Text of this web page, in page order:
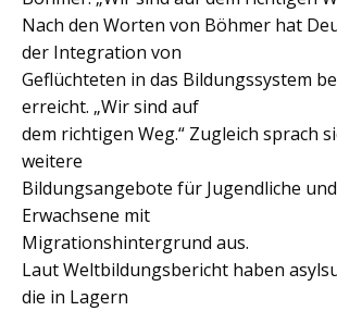
Nach den Worten von Böhmer hat
der Integration von
Geflüchteten in das Bildungssystem
erreicht. „Wir sind auf
dem richtigen Weg.“ Zugleich sprach
weitere
Bildungsangebote für Jugendliche
Erwachsene mit
Migrationshintergrund aus.
Laut Weltbildungsbericht haben
die in Lagern